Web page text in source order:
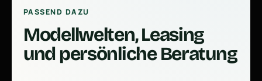
PASSEND DAZU
Modellwelten, Leasing
und persönliche Beratung